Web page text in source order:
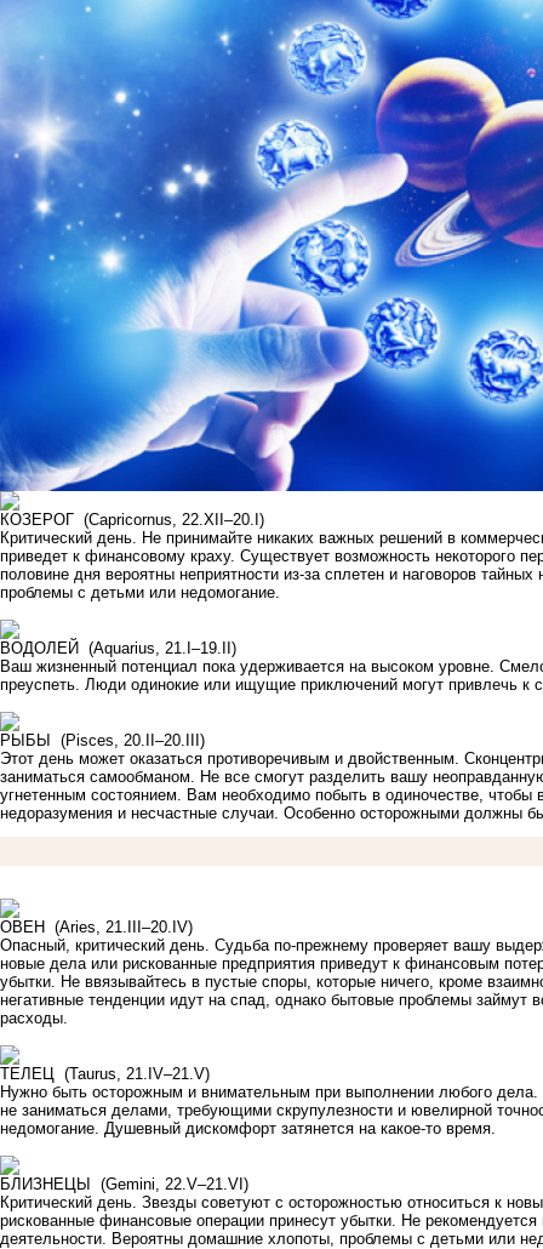
КОЗЕРОГ (Capricornus, 22.XII–20.I)
Критический день. Не принимайте никаких важных решений в
приведет к финансовому краху. Существует возможность некоторого
половине дня вероятны неприятности из-за сплетен и наговоров
проблемы с детьми или недомогание.
ВОДОЛЕЙ (Aquarius, 21.I–19.II)
Ваш жизненный потенциал пока удерживается на высоком уровне.
преуспеть. Люди одинокие или ищущие приключений могут привлечь к
РЫБЫ (Pisces, 20.II–20.III)
Этот день может оказаться противоречивым и двойственным.
заниматься самообманом. Не все смогут разделить вашу
угнетенным состоянием. Вам необходимо побыть в одиночестве, чтобы
недоразумения и несчастные случаи. Особенно осторожными должны
ОВЕН (Aries, 21.III–20.IV)
Опасный, критический день. Судьба по-прежнему проверяет вашу
новые дела или рискованные предприятия приведут к финансовым
убытки. Не ввязывайтесь в пустые споры, которые ничего, кроме
негативные тенденции идут на спад, однако бытовые проблемы займут
расходы.
ТЕЛЕЦ (Taurus, 21.IV–21.V)
Нужно быть осторожным и внимательным при выполнении любого
не заниматься делами, требующими скрупулезности и ювелирной
недомогание. Душевный дискомфорт затянется на какое-то время.
БЛИЗНЕЦЫ (Gemini, 22.V–21.VI)
Критический день. Звезды советуют с осторожностью относиться к
рискованные финансовые операции принесут убытки. Не
деятельности. Вероятны домашние хлопоты, проблемы с детьми или